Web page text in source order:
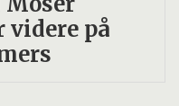
videre på